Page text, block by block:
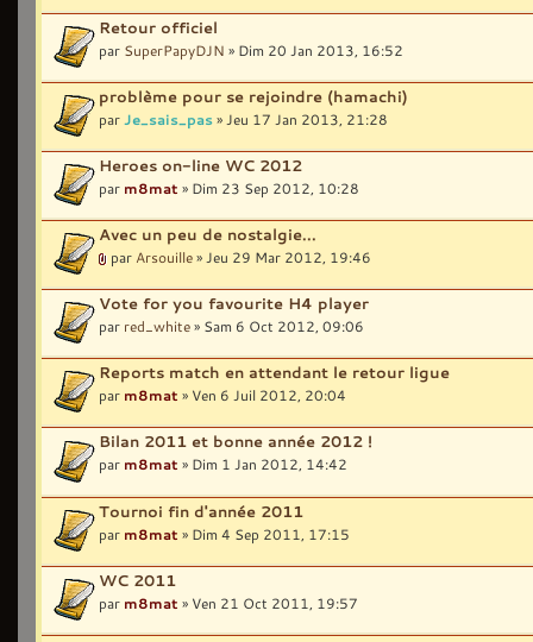
Retour officiel
par SuperPapyDJN » Dim 20 Jan 2013, 16:52
problème pour se rejoindre (hamachi)
par Je_sais_pas» Jeu 17 Jan 2013, 21:28
Heroes on-line WC 2012
par m8mat » Dim 23 Sep 2012, 10:28
Avec un peu de nostalgie...
par Arsouille» Jeu 29 Mar 2012, 19:46
Vote for you favourite H4 player
par red_white» Sam 6 Oct 2012, 09:06
Reports match en attendant le retour ligue
par m8mat » Ven 6 Juil 2012, 20:04
Bilan 2011 et bonne année 2012 !
par m8mat » Dim 1 Jan 2012, 14:42
Tournoi fin d'année 2011
par m8mat » Dim 4 Sep 2011, 17:15
WC 2011
par m8mat » Ven 21 Oct 2011, 19:57